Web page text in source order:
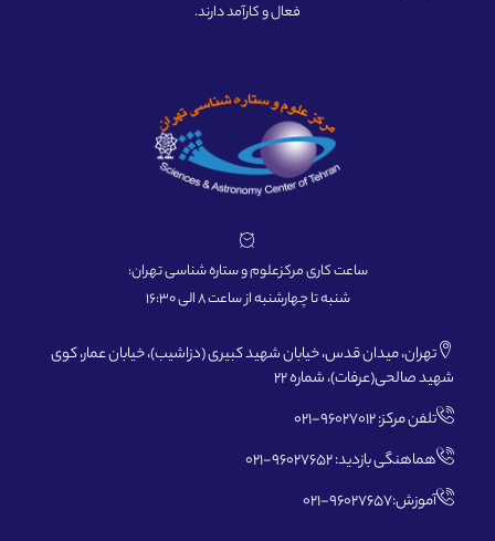
فعال و کارآمد دارند.
ساعت کاری مرکزعلوم و ستاره شناسی تهران:
شنبه تا چهارشنبه از ساعت 8 الی 16:30
تهران، میدان قدس، خیابان شهید کبیری (دزاشیب)، خیابان عمار، کوی
شهید صالحی(عرفات)، شماره 22
تلفن مرکز: 96027012-021
هماهنگی بازدید: 96027652-021
آموزش:96027657-021